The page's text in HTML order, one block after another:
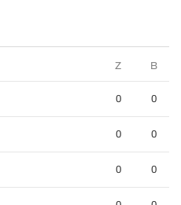
Z B
0 0
0 0
0 0